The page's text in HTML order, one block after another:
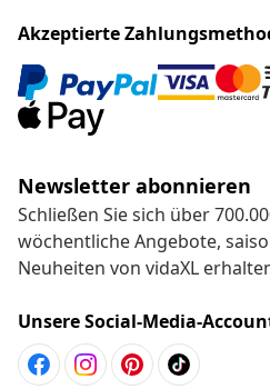
Akzeptierte
Newsletter abonnieren
Schließen Sie sich über
wöchentliche Angebote,
Neuheiten von vidaXL
Unsere Social-Media-